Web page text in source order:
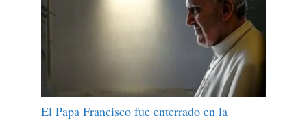
El Papa Francisco fue enterrado en la